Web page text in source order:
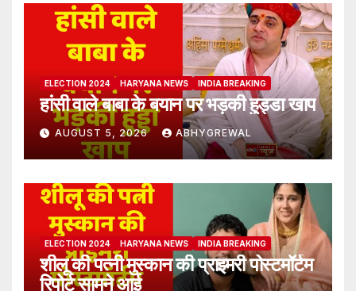
ELECTION 2024 HARYANA NEWS INDIA BREAKING
हांसी वाले बाबा के बयान पर भड़की हुड्डा खाप
AUGUST 5, 2026 ABHYGREWAL
ELECTION 2024 HARYANA NEWS INDIA BREAKING
शीलू की पत्नी मुस्कान की प्राइमरी पोस्टमॉर्टम
रिपोर्ट सामने आई